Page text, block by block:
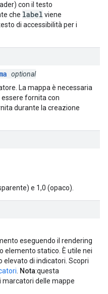
con il testo
che label viene
di accessibilità per i
optional
La mappa è necessaria
fornita con
durante la creazione
e 1,0 (opaco).
eseguendo il rendering
elemento statico. È utile nei
elevato di indicatori. Scopri
. Nota:questa
delle mappe